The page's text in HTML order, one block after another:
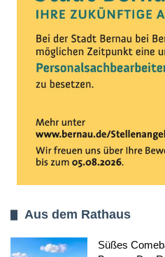
Aus dem Rathaus
Süßes